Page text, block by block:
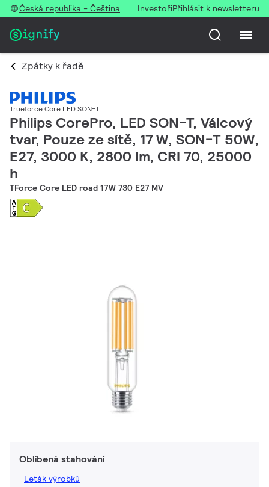
Česká republika - Čeština InvestořiPřihlásit k newsletteru
Zpátky k řadě
Trueforce Core LED SON-T
Philips CorePro, LED SON-T, Válcový
tvar, Pouze ze sítě, 17 W, SON-T 50W,
E27, 3000 K, 2800 lm, CRI 70, 25000
h
TForce Core LED road 17W 730 E27 MV
Oblíbená stahování
Leták výrobků